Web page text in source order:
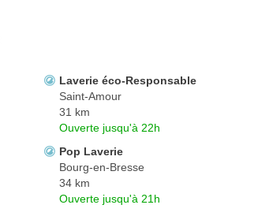
Laverie éco-Responsable
Saint-Amour
31 km
Ouverte jusqu'à 22h
Pop Laverie
Bourg-en-Bresse
34 km
Ouverte jusqu'à 21h